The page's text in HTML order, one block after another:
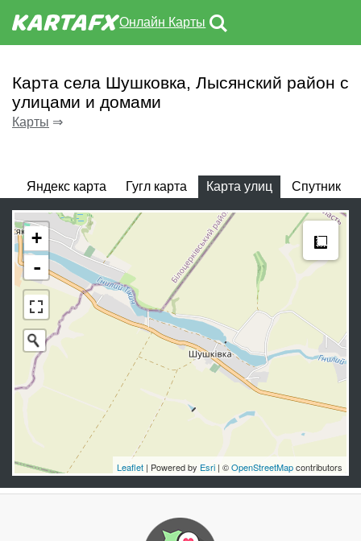
Онлайн Карты
Карта села Шушковка, Лысянский район с
улицами и домами
Карты ⇒
Яндекс карта Гугл карта Карта улиц Спутник
+
-
Leaflet | Powered by Esri | ©OpenStreetMapcontributors